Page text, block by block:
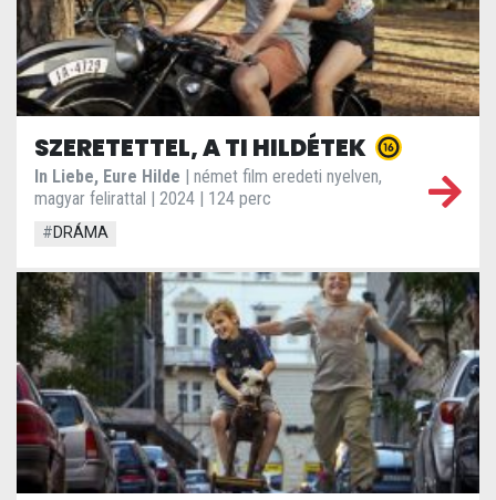
SZERETETTEL, A TI HILDÉTEK
In Liebe, Eure Hilde | német film eredeti nyelven,
magyar felirattal | 2024 | 124 perc
#DRÁMA